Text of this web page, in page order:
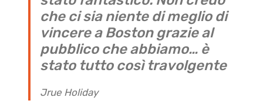
che ci sia niente di meglio di
vincere a Boston grazie al
pubblico che abbiamo… è
stato tutto così travolgente
Jrue Holiday